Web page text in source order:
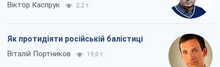
Віктор Каспрук 2,2 т.
Як протидіяти російській балістиці
Віталій Портников 19,0 т.